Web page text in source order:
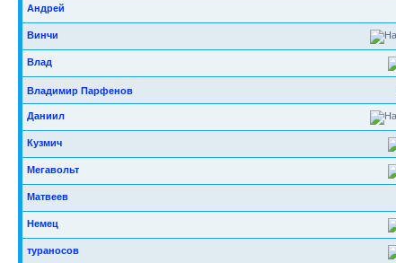
Андрей
Винчи
Влад
Владимир Парфенов
Даниил
Кузмич
Мегавольт
Матвеев
Немец
тураносов